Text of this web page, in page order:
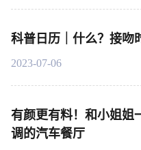
科普日历｜什么？接吻
2023-07-06
有颜更有料！和小姐姐
调的汽车餐厅